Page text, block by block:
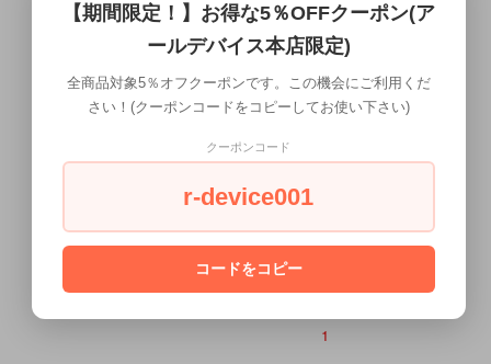
CALENDAR
カレンダー
2026年8月
日 月 火 水 木 金 土
1
【期間限定！】お得な5％OFFクーポン(ア
ールデバイス本店限定)
全商品対象5％オフクーポンです。この機会にご利用くだ
さい！(クーポンコードをコピーしてお使い下さい)
クーポンコード
r-device001
コードをコピー